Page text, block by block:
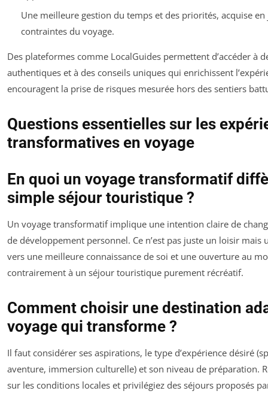
Une meilleure gestion du temps et des priorités, acquise en
contraintes du voyage.
Des plateformes comme LocalGuides permettent d’accéder à
authentiques et à des conseils uniques qui enrichissent
encouragent la prise de risques mesurée hors des sentiers
Questions essentielles sur les
transformatives en voyage
En quoi un voyage transformatif
simple séjour touristique ?
Un voyage transformatif implique une intention claire de
de développement personnel. Ce n’est pas juste un loisir mais
vers une meilleure connaissance de soi et une ouverture au
contrairement à un séjour touristique purement récréatif.
Comment choisir une destination
voyage qui transforme ?
Il faut considérer ses aspirations, le type d’expérience désiré
aventure, immersion culturelle) et son niveau de préparation.
sur les conditions locales et privilégiez des séjours proposés